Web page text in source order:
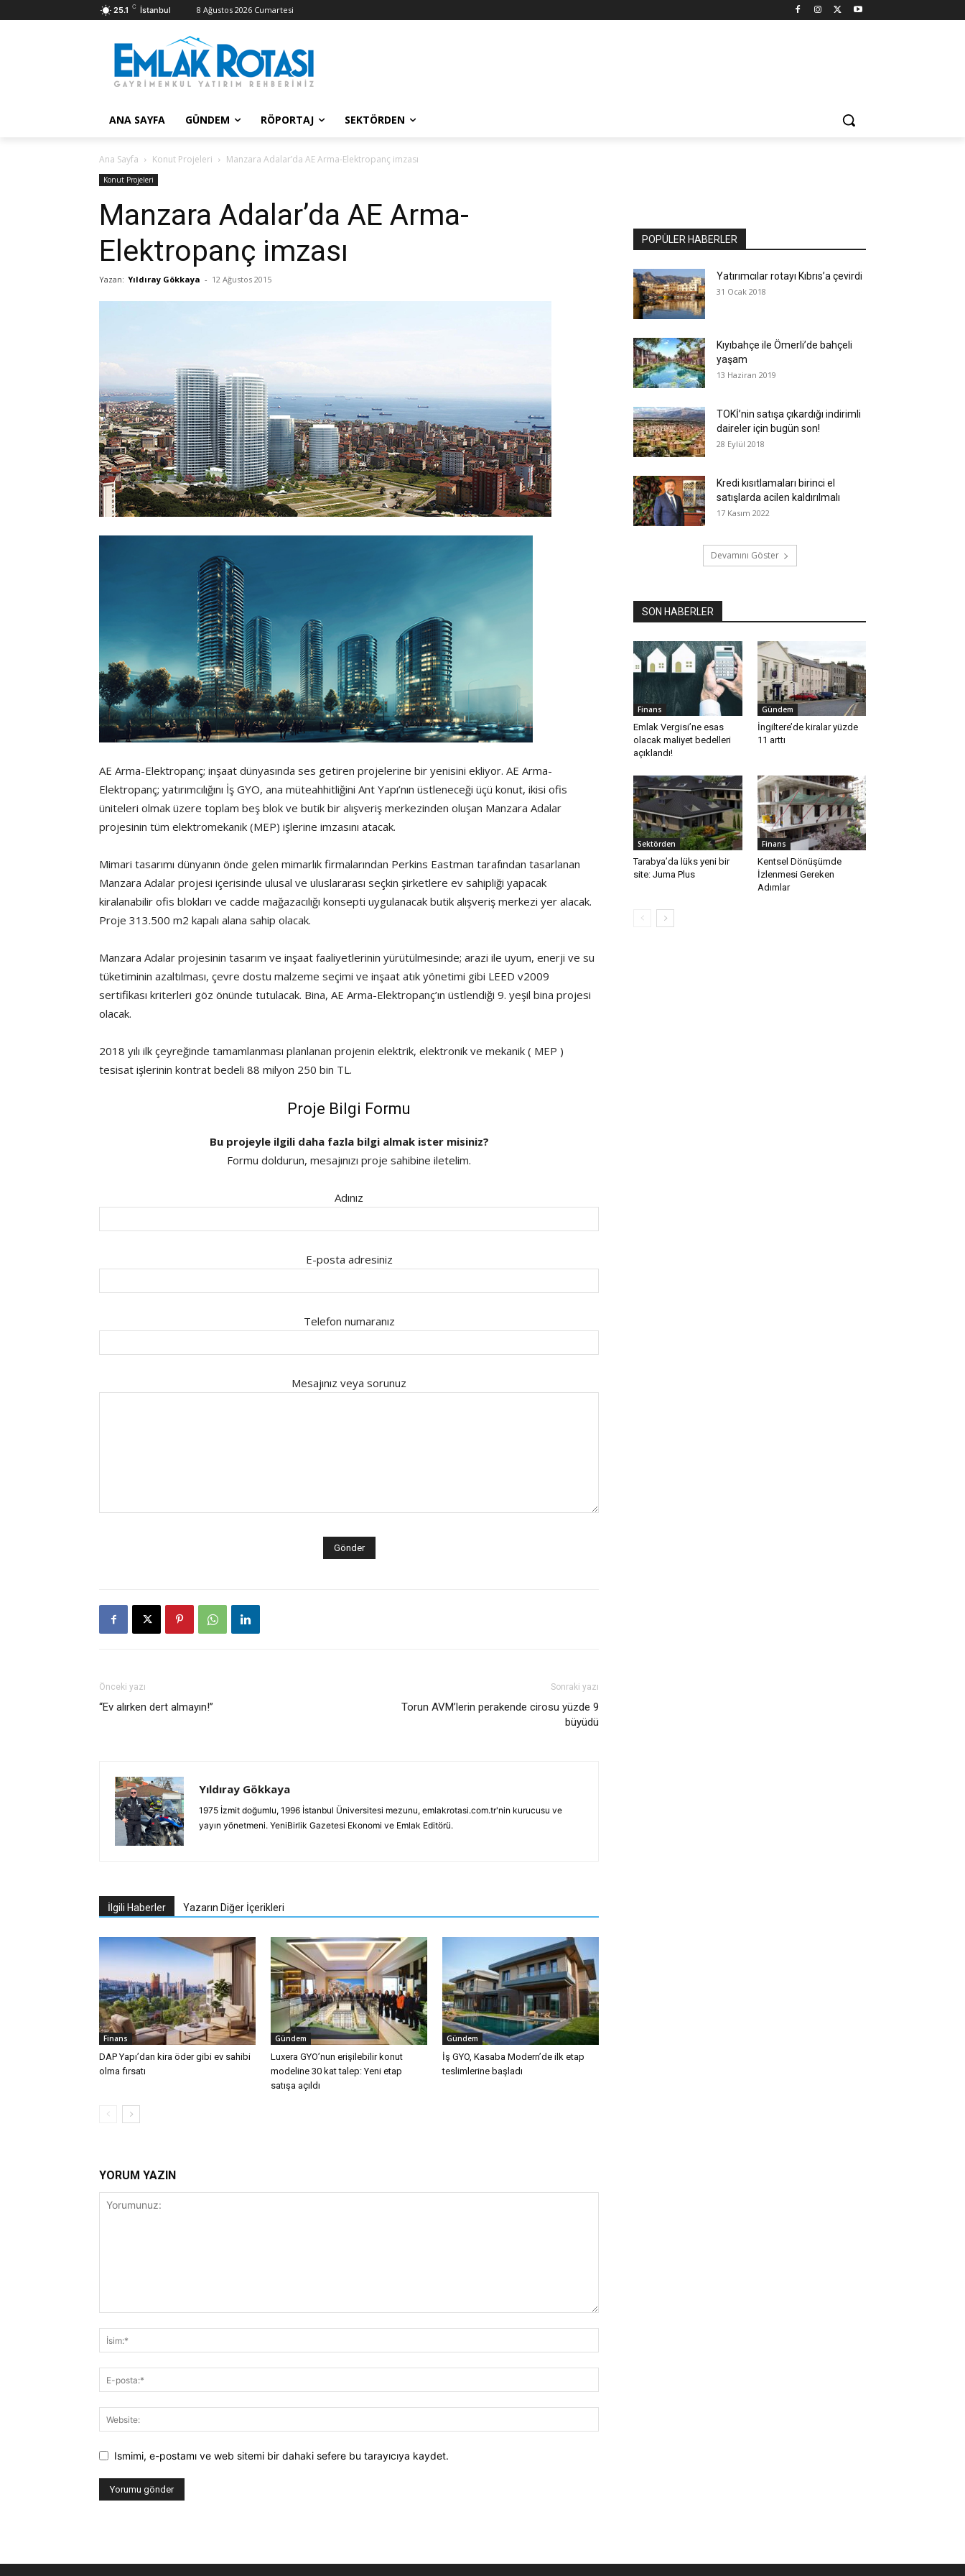
25.1 C İstanbul 8 Ağustos 2026 Cumartesi
ANA SAYFA GÜNDEM RÖPORTAJ SEKTÖRDEN
Ana Sayfa Konut Projeleri Manzara Adalar’da AE Arma-Elektropanç imzası
Konut Projeleri
Manzara Adalar’da AE Arma-
Elektropanç imzası
Yazan: Yıldıray Gökkaya - 12 Ağustos 2015
AE Arma-Elektropanç; inşaat dünyasında ses getiren projelerine bir yenisini ekliyor. AE Arma-
Elektropanç; yatırımcılığını İş GYO, ana müteahhitliğini Ant Yapı’nın üstleneceği üçü konut, ikisi ofis
üniteleri olmak üzere toplam beş blok ve butik bir alışveriş merkezinden oluşan Manzara Adalar
projesinin tüm elektromekanik (MEP) işlerine imzasını atacak.
Mimari tasarımı dünyanın önde gelen mimarlık firmalarından Perkins Eastman tarafından tasarlanan
Manzara Adalar projesi içerisinde ulusal ve uluslararası seçkin şirketlere ev sahipliği yapacak
kiralanabilir ofis blokları ve cadde mağazacılığı konsepti uygulanacak butik alışveriş merkezi yer alacak.
Proje 313.500 m2 kapalı alana sahip olacak.
Manzara Adalar projesinin tasarım ve inşaat faaliyetlerinin yürütülmesinde; arazi ile uyum, enerji ve su
tüketiminin azaltılması, çevre dostu malzeme seçimi ve inşaat atık yönetimi gibi LEED v2009
sertifikası kriterleri göz önünde tutulacak. Bina, AE Arma-Elektropanç’ın üstlendiği 9. yeşil bina projesi
olacak.
2018 yılı ilk çeyreğinde tamamlanması planlanan projenin elektrik, elektronik ve mekanik ( MEP )
tesisat işlerinin kontrat bedeli 88 milyon 250 bin TL.
Proje Bilgi Formu
Bu projeyle ilgili daha fazla bilgi almak ister misiniz?
Formu doldurun, mesajınızı proje sahibine iletelim.
Adınız
E-posta adresiniz
Telefon numaranız
Mesajınız veya sorunuz
Önceki yazı
“Ev alırken dert almayın!”
Sonraki yazı
Torun AVM’lerin perakende cirosu yüzde 9
büyüdü
Yıldıray Gökkaya
1975 İzmit doğumlu, 1996 İstanbul Üniversitesi mezunu, emlakrotasi.com.tr'nin kurucusu ve
yayın yönetmeni. YeniBirlik Gazetesi Ekonomi ve Emlak Editörü.
İlgili Haberler Yazarın Diğer İçerikleri
Finans
DAP Yapı’dan kira öder gibi ev sahibi
olma fırsatı
Gündem
Luxera GYO’nun erişilebilir konut
modeline 30 kat talep: Yeni etap
satışa açıldı
Gündem
İş GYO, Kasaba Modern’de ilk etap
teslimlerine başladı
YORUM YAZIN
Ismimi, e-postamı ve web sitemi bir dahaki sefere bu tarayıcıya kaydet.
POPÜLER HABERLER
Yatırımcılar rotayı Kıbrıs’a çevirdi
31 Ocak 2018
Kıyıbahçe ile Ömerli’de bahçeli
yaşam
13 Haziran 2019
TOKİ’nin satışa çıkardığı indirimli
daireler için bugün son!
28 Eylül 2018
Kredi kısıtlamaları birinci el
satışlarda acilen kaldırılmalı
17 Kasım 2022
Devamını Göster
SON HABERLER
Finans
Emlak Vergisi’ne esas
olacak maliyet bedelleri
açıklandı!
Gündem
İngiltere’de kiralar yüzde
11 arttı
Sektörden
Tarabya’da lüks yeni bir
site: Juma Plus
Finans
Kentsel Dönüşümde
İzlenmesi Gereken
Adımlar